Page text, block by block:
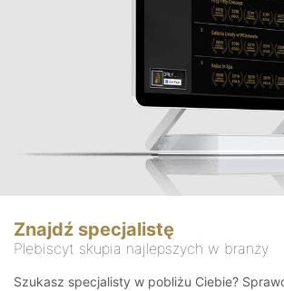
Znajdź specjalistę
Plebiscyt skupia najlepszych w branży
Szukasz specjalisty w pobliżu Ciebie?